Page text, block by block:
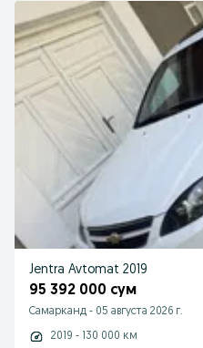
Jentra Avtomat 2019
95 392 000 сум
Самарканд - 05 августа 2026 г.
2019 - 130 000 км